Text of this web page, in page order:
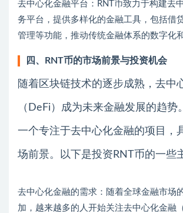
去中心化金融平台：RNT币致力于构建去
务平台，提供多样化的金融工具，包括借
管理等功能，推动传统金融体系的数字化
四、RNT币的市场前景与投资机会
随着区块链技术的逐步成熟，去中
（DeFi）成为未来金融发展的趋势
一个专注于去中心化金融的项目，
场前景。以下是投资RNT币的一些
去中心化金融的需求：随着全球金融市场
加，越来越多的人开始关注去中心化金融